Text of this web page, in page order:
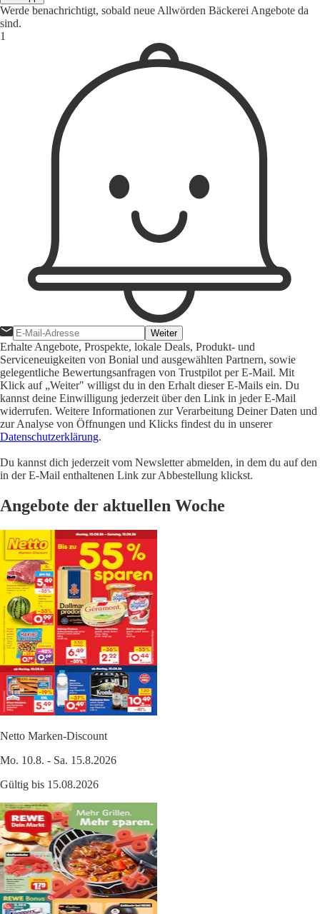
Werde benachrichtigt, sobald neue Allwörden Bäckerei Angebote da
sind.
1
Weiter
Erhalte Angebote, Prospekte, lokale Deals, Produkt- und
Serviceneuigkeiten von Bonial und ausgewählten Partnern, sowie
gelegentliche Bewertungsanfragen von Trustpilot per E-Mail. Mit
Klick auf „Weiter" willigst du in den Erhalt dieser E-Mails ein. Du
kannst deine Einwilligung jederzeit über den Link in jeder E-Mail
widerrufen. Weitere Informationen zur Verarbeitung Deiner Daten und
zur Analyse von Öffnungen und Klicks findest du in unserer
Datenschutzerklärung.
Du kannst dich jederzeit vom Newsletter abmelden, in dem du auf den
in der E-Mail enthaltenen Link zur Abbestellung klickst.
Angebote der aktuellen Woche
Netto Marken-Discount
Mo. 10.8. - Sa. 15.8.2026
Gültig bis 15.08.2026